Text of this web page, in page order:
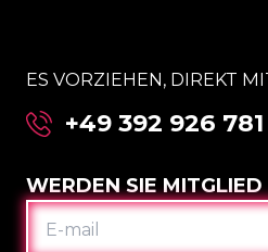
ES VORZIEHEN, DIREKT
+49 392 926
WERDEN SIE
E-
MAIL